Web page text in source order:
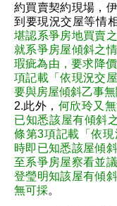
約買賣契約現場，
到要現況交屋等情
堪認系爭房地買賣
就系爭房屋傾斜之
瑕疵為由，要求降
項記載「依現況交
要與房屋傾斜乙事無
2.此外， 何欣玲又
已知悉該屋有傾斜
條第3項記載「依
時即已知悉該屋傾
至系爭房屋察看並
登瑩明知該屋有傾
無可採。